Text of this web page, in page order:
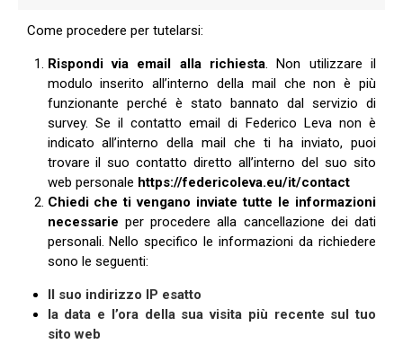
Come procedere per tutelarsi:
Rispondi via email alla richiesta. Non utilizzare il
modulo inserito all’interno della mail che non è più
funzionante perché è stato bannato dal servizio di
survey. Se il contatto email di Federico Leva non è
indicato all’interno della mail che ti ha inviato, puoi
trovare il suo contatto diretto all’interno del suo sito
web personale https://federicoleva.eu/it/contact
Chiedi che ti vengano inviate tutte le informazioni
necessarie per procedere alla cancellazione dei dati
personali. Nello specifico le informazioni da richiedere
sono le seguenti:
Il suo indirizzo IP esatto
la data e l’ora della sua visita più recente sul tuo
sito web